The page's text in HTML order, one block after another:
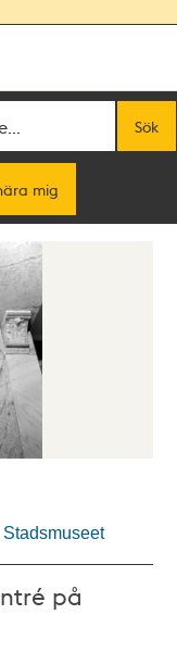
Sök
mig
Stadsmuseet
på